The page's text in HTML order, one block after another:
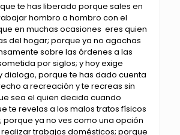
te has liberado porque sales en
hombro a hombro con el
en muchas ocasiones eres quien
del hogar; porque ya no agachas
sobre las órdenes a las
por siglos; y hoy exige
dialogo, porque te has dado cuenta
a recreación y te recreas sin
sea el quien decida cuando
te revelas a los malos tratos físicos
porque ya no ves como una opción
trabajos domésticos; porque